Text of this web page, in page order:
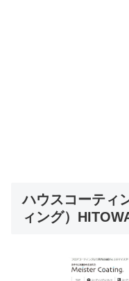
ハウスコーティ
ィング）